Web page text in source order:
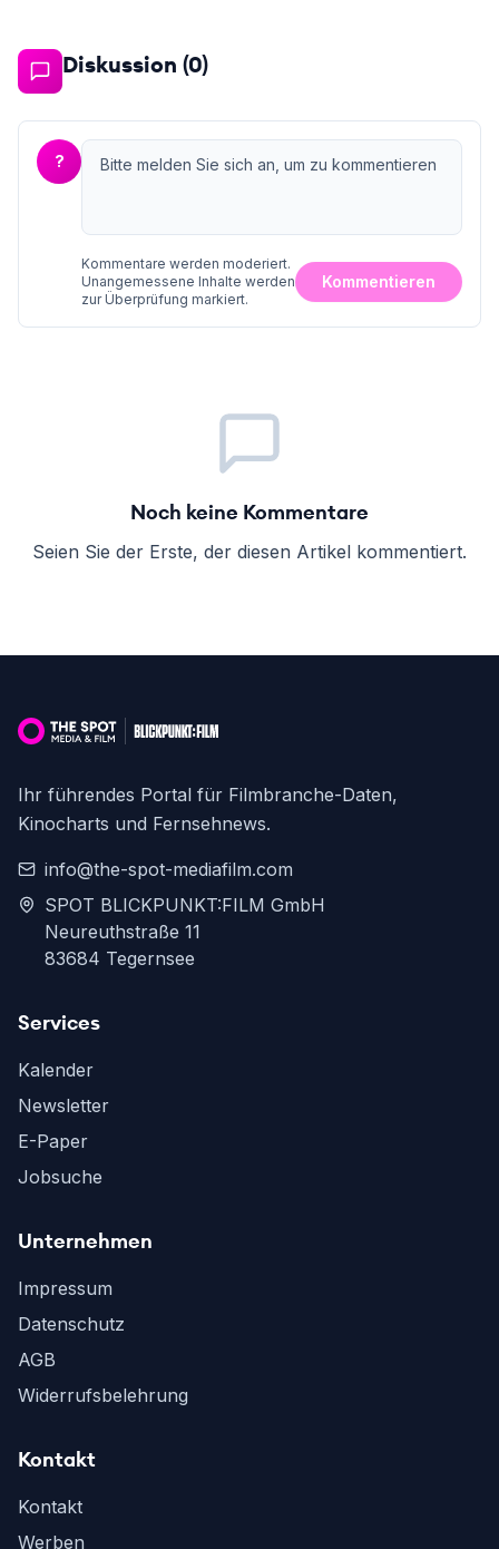
Diskussion (0)
?
Kommentare werden moderiert.
Unangemessene Inhalte werden
zur Überprüfung markiert.
Kommentieren
Noch keine Kommentare
Seien Sie der Erste, der diesen Artikel kommentiert.
Ihr führendes Portal für Filmbranche-Daten,
Kinocharts und Fernsehnews.
info@the-spot-mediafilm.com
SPOT BLICKPUNKT:FILM GmbH
Neureuthstraße 11
83684 Tegernsee
Services
Kalender
Newsletter
E-Paper
Jobsuche
Unternehmen
Impressum
Datenschutz
AGB
Widerrufsbelehrung
Kontakt
Kontakt
Werben